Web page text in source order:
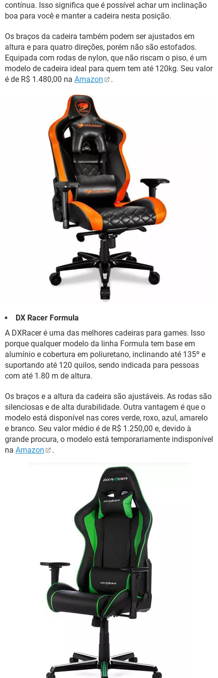
contínua. Isso significa que é possível achar um inclinação
boa para você e manter a cadeira nesta posição.
Os braços da cadeira também podem ser ajustados em
altura e para quatro direções, porém não são estofados.
Equipada com rodas de nylon, que não riscam o piso, é um
modelo de cadeira ideal para quem tem até 120kg. Seu valor
é de R$ 1.480,00 na Amazon .
DX Racer Formula
A DXRacer é uma das melhores cadeiras para games. Isso
porque qualquer modelo da linha Formula tem base em
alumínio e cobertura em poliuretano, inclinando até 135º e
suportando até 120 quilos, sendo indicada para pessoas
com até 1.80 m de altura.
Os braços e a altura da cadeira são ajustáveis. As rodas são
silenciosas e de alta durabilidade. Outra vantagem é que o
modelo está disponível nas cores verde, roxo, azul, amarelo
e branco. Seu valor médio é de R$ 1.250,00 e, devido à
grande procura, o modelo está temporariamente indisponível
na Amazon .